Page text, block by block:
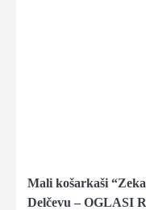
Mali košarkaši
Delčevu – OGLASI